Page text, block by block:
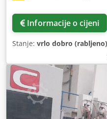
Informacije o cijeni
Stanje: vrlo dobro (rabljeno)